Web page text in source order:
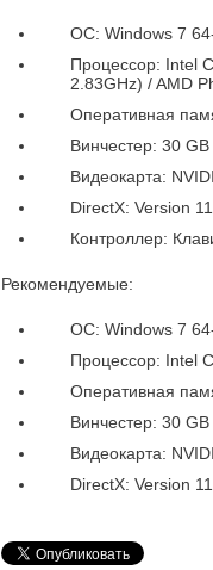
OС: Windows 7
Процессор: Intel
2.83GHz) / AMD
Оперативная
Винчестер: 30 GB
Видеокарта:
DirectX: Version 11
Контроллер:
Рекомендуемые:
OС: Windows 7
Процессор: Intel
Оперативная
Винчестер: 30 GB
Видеокарта:
DirectX: Version